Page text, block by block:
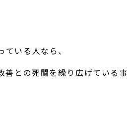
いる人なら、
善との死闘を繰り広げている事